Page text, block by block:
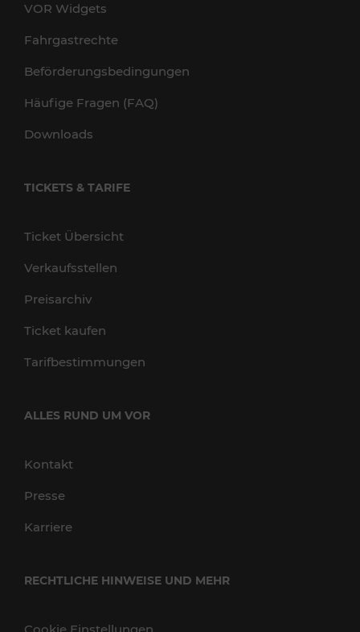
VOR Widgets
Fahrgastrechte
Beförderungsbedingungen
Häufige Fragen (FAQ)
Downloads
TICKETS & TARIFE
Ticket Übersicht
Verkaufsstellen
Preisarchiv
Ticket kaufen
Tarifbestimmungen
ALLES RUND UM VOR
Kontakt
Presse
Karriere
RECHTLICHE HINWEISE UND MEHR